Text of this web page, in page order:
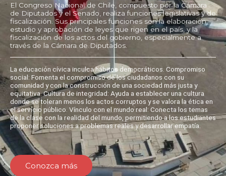
El Congreso Nacional de Chile, compuesto por la Cámara
de Diputados y el Senado, realiza funciones legislativas y de
fiscalización. Sus principales funciones son la elaboración,
estudio y aprobación de leyes que rigen en el país, y la
fiscalización de los actos del gobierno, especialmente a
través de la Cámara de Diputados.
La educación cívica inculca hábitos democráticos. Compromiso
social: Fomenta el compromiso de los ciudadanos con su
comunidad y con la construcción de una sociedad más justa y
equitativa. Cultura de integridad: Ayuda a establecer una cultura
donde se toleran menos los actos corruptos y se valora la ética en
el servicio público. Vínculo con el mundo real: Conecta los temas
de la clase con la realidad del mundo, permitiendo a los estudiantes
proponer soluciones a problemas reales y desarrollar empatía.
Conozca más